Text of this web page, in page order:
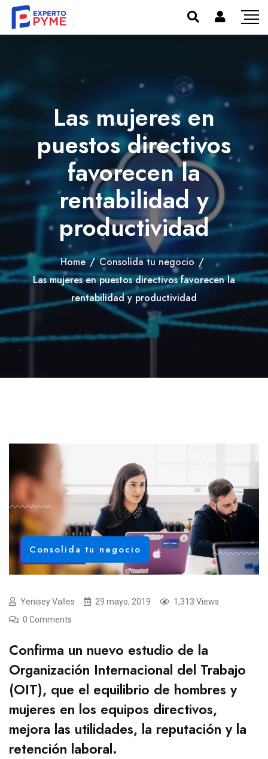
Las mujeres en
puestos directivos
favorecen la
rentabilidad y
productividad
Home / Consolida tu negocio /
Las mujeres en puestos directivos favorecen la
rentabilidad y productividad
Consolida tu negocio
Yenisey Valles 29 mayo, 2019
1,313 Views
0 Comments
Confirma un nuevo estudio de la
Organización Internacional del Trabajo
(OIT), que el equilibrio de hombres y
mujeres en los equipos directivos,
mejora las utilidades, la reputación y la
retención laboral.